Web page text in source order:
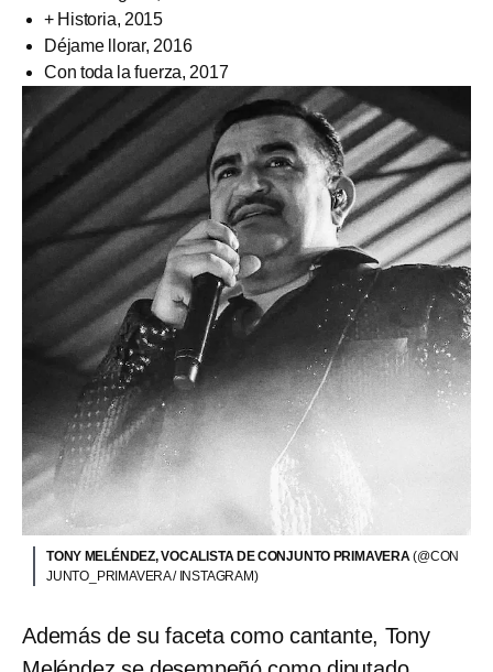
+ Historia, 2015
Déjame llorar, 2016
Con toda la fuerza, 2017
TONY MELÉNDEZ, VOCALISTA DE CONJUNTO PRIMAVERA(@CON
JUNTO_PRIMAVERA / INSTAGRAM)
Además de su faceta como cantante, Tony